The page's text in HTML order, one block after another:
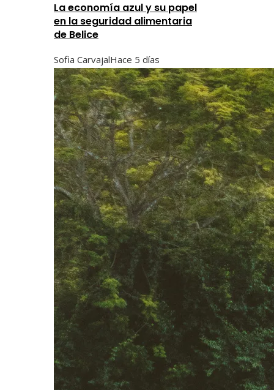
La economía azul y su papel
en la seguridad alimentaria
de Belice
Sofia CarvajalHace 5 días